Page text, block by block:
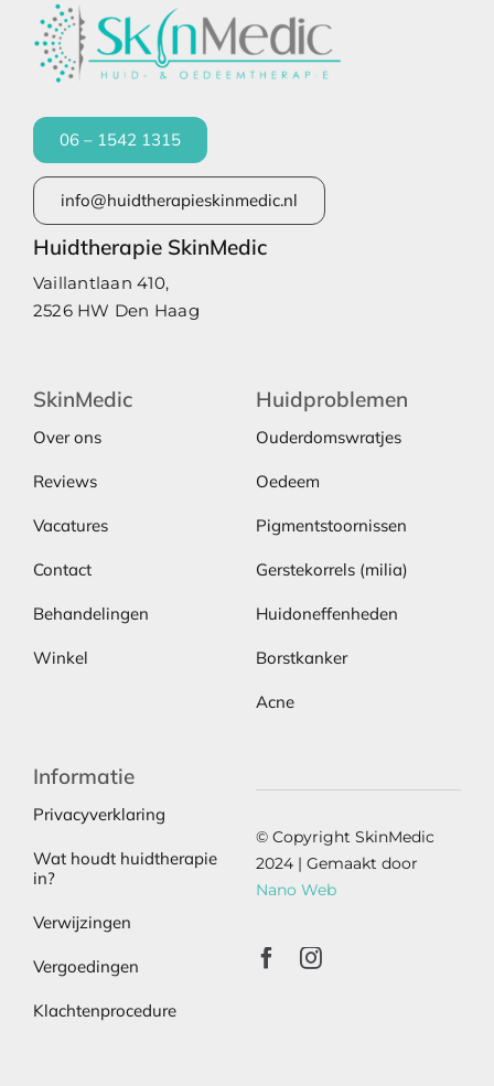
06 – 1542 1315
info@huidtherapieskinmedic.nl
Huidtherapie SkinMedic
Vaillantlaan 410,
2526 HW Den Haag
SkinMedic
Over ons
Reviews
Vacatures
Contact
Behandelingen
Winkel
Huidproblemen
Ouderdomswratjes
Oedeem
Pigmentstoornissen
Gerstekorrels (milia)
Huidoneffenheden
Borstkanker
Acne
Informatie
Privacyverklaring
Wat houdt huidtherapie
in?
Verwijzingen
Vergoedingen
Klachtenprocedure
© Copyright SkinMedic
2024 | Gemaakt door
Nano Web